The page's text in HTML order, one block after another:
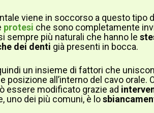
viene in soccorso a questo tipo
protesi che sono completamente
sempre più naturali che hanno le
dei denti già presenti in bocca.
un insieme di fattori che
posizione all’interno del cavo orale.
essere modificato grazie ad
uno dei più comuni, è lo